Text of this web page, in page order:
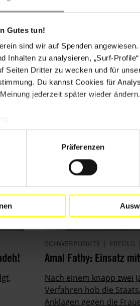
Gutes tun!
sind wir auf Spenden
Inhalten zu analysieren, „Surf-
Seiten Dritter zu wecken und für
Du kannst Cookies für
jederzeit später wieder
Präferenzen
verteidigt
Jani Silva setzt sich für
Amazonasgebiets ein.
eingeschüchtert und
Sicherheit ein!
SCHWERPUNKTE ERFOLG
Amal Fathy: Einsatz
Nach einem knapp zwei
Verfahren hob die
Anklagen gegen die